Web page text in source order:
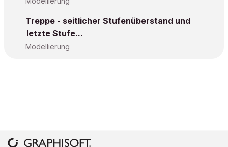
Treppe - seitlicher Stufenüberstand und
letzte Stufe...
Modellierung